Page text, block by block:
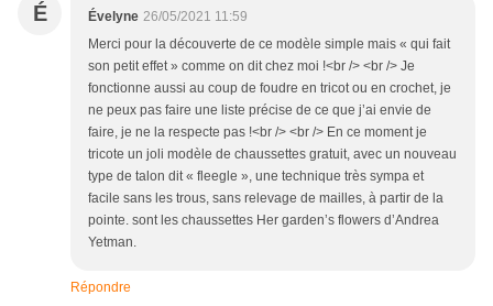
É Évelyne 26/05/2021 11:59
Merci pour la découverte de ce modèle simple mais « qui fait
son petit effet » comme on dit chez moi !<br /> <br /> Je
fonctionne aussi au coup de foudre en tricot ou en crochet, je
ne peux pas faire une liste précise de ce que j’ai envie de
faire, je ne la respecte pas !<br /> <br /> En ce moment je
tricote un joli modèle de chaussettes gratuit, avec un nouveau
type de talon dit « fleegle », une technique très sympa et
facile sans les trous, sans relevage de mailles, à partir de la
pointe. sont les chaussettes Her garden’s flowers d’Andrea
Yetman.
Répondre